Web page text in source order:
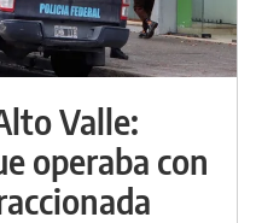
Valle:
operaba con